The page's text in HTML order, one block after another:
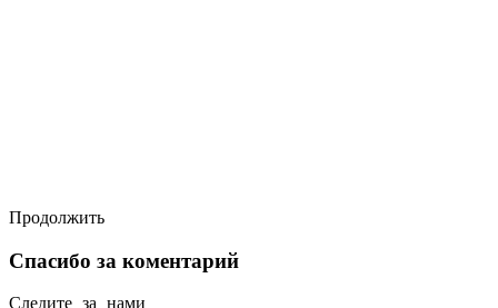
Продолжить
Спасибо за коментарий
Следите за нами